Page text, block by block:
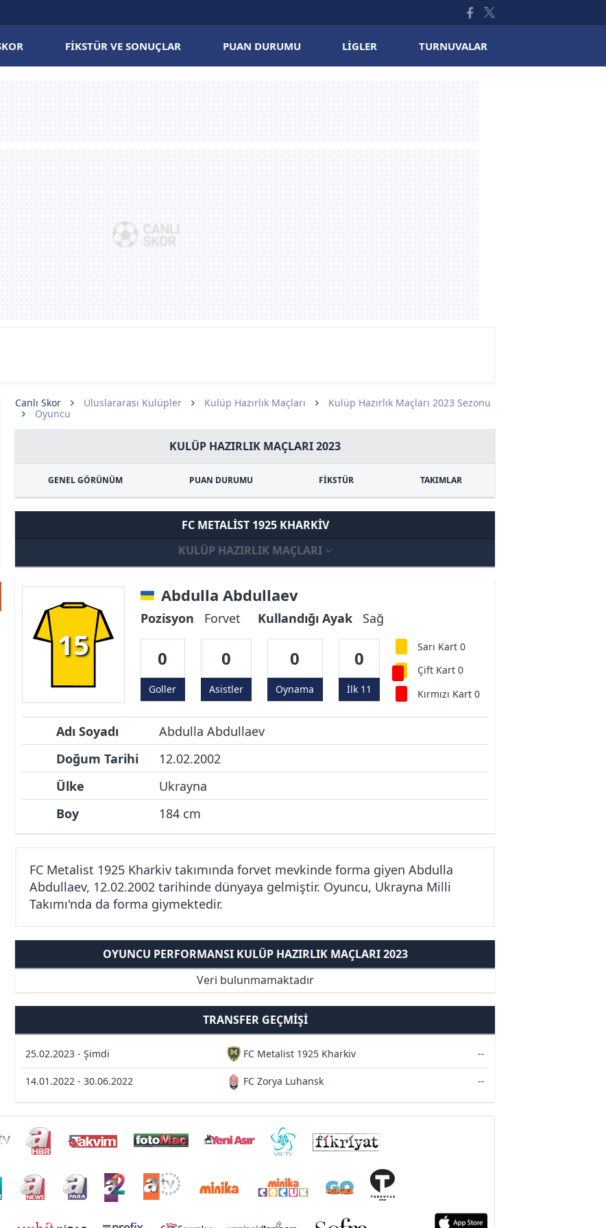
FIKSTÜR VE SONUÇLAR PUAN DURUMU LIGLER TURNUVALAR
Canlı Skor Uluslararası Kulüpler Kulüp Hazırlık Maçları
Kulüp Hazırlık Maçları 2023 Sezonu
Oyuncu
KULÜP HAZIRLIK MAÇLARI 2023
GENEL GÖRÜNÜM PUAN DURUMU FİKSTÜR TAKIMLAR
FC METALIST 1925 KHARKIV
KULÜP HAZIRLIK MAÇLARI
15
Abdulla Abdullaev
Pozisyon Forvet Kullandığı Ayak Sağ
0
Goller
0
Asistler
0
Oynama
0
İlk 11
Sarı Kart 0
Çift Kart 0
Kırmızı Kart 0
Adı Soyadı
Abdulla Abdullaev
Doğum Tarihi
12.02.2002
Ülke
Ukrayna
Boy
184 cm
FC Metalist 1925 Kharkiv takımında forvet mevkinde forma giyen Abdulla
Abdullaev, 12.02.2002 tarihinde dünyaya gelmiştir. Oyuncu, Ukrayna Milli
Takımı'nda da forma giymektedir.
OYUNCU PERFORMANSI KULÜP HAZIRLIK MAÇLARI 2023
Veri bulunmamaktadır
TRANSFER GEÇMIŞI
25.02.2023 - Şimdi FC Metalist 1925 Kharkiv --
14.01.2022 - 30.06.2022 FC Zorya Luhansk --